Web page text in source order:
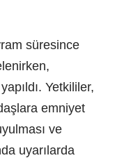
süresince
Yetkililer,
emniyet
ve
uyarılarda